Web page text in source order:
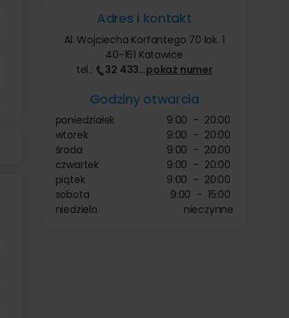
Adres i kontakt
Al. Wojciecha Korfantego 70 lok. 1
40-161 Katowice
tel.:
32 433…pokaż numer
Godziny otwarcia
poniedziałek 9:00 - 20:00
wtorek
9:00 - 20:00
środa
9:00 - 20:00
czwartek
9:00 - 20:00
piątek
9:00 - 20:00
sobota
9:00 - 15:00
niedziela
nieczynne